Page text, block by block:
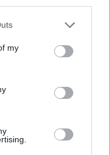
my
πινελιά
σε κλινικές
οι νέοι